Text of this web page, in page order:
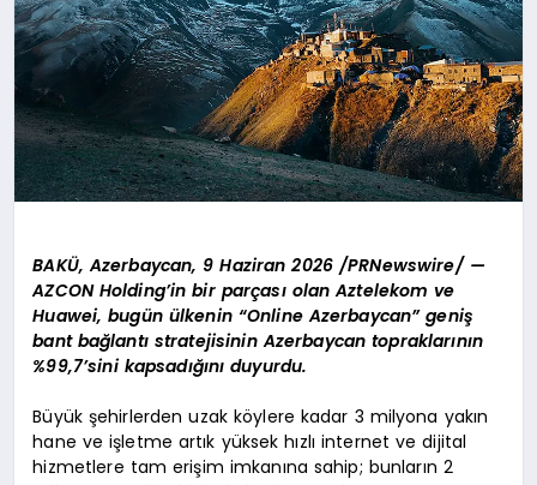
BAKÜ, Azerbaycan, 9 Haziran 2026 /PRNewswire/ —
AZCON Holding’in bir parçası olan Aztelekom ve
Huawei, bugün ülkenin “Online Azerbaycan” geniş
bant bağlantı stratejisinin Azerbaycan topraklarının
%99,7’sini kapsadığını duyurdu.
Büyük şehirlerden uzak köylere kadar 3 milyona yakın
hane ve işletme artık yüksek hızlı internet ve dijital
hizmetlere tam erişim imkanına sahip; bunların 2